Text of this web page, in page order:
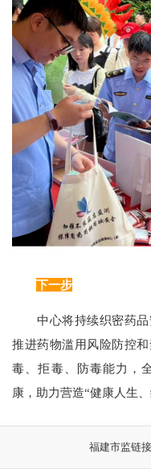
下一步
中心将持续织密药品
推进药物滥用风险防控
毒、拒毒、防毒能力，
康，助力营造“健康人生
福建市监链接